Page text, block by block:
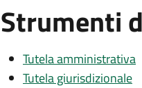
Strumenti
Tutela amministrativa
Tutela giurisdizionale